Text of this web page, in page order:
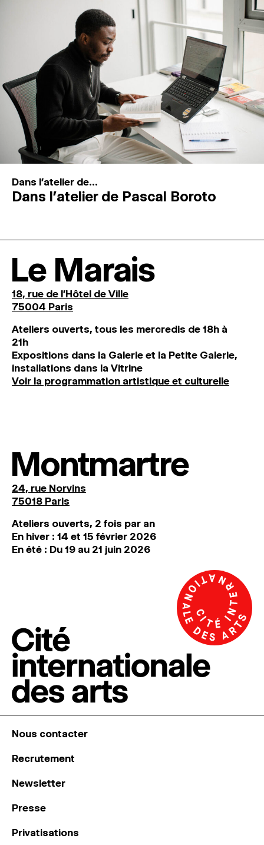
Dans l'atelier de...
Dans l’atelier de Pascal Boroto
Le Marais
18, rue de l'Hôtel de Ville
75004 Paris
Ateliers ouverts, tous les mercredis de 18h à
21h
Expositions dans la Galerie et la Petite Galerie,
installations dans la Vitrine
Voir la programmation artistique et culturelle
Montmartre
24, rue Norvins
75018 Paris
Ateliers ouverts, 2 fois par an
En hiver : 14 et 15 février 2026
En été : Du 19 au 21 juin 2026
Nous contacter
Recrutement
Newsletter
Presse
Privatisations